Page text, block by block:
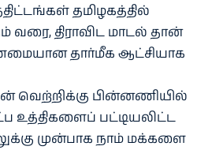
தமிழகத்தில்
வரை, திராவிட மாடல் தான்
தார்மீக ஆட்சியாக
வெற்றிக்கு பின்னணியில்
உத்திகளைப் பட்டியலிட்ட
முன்பாக நாம் மக்களை